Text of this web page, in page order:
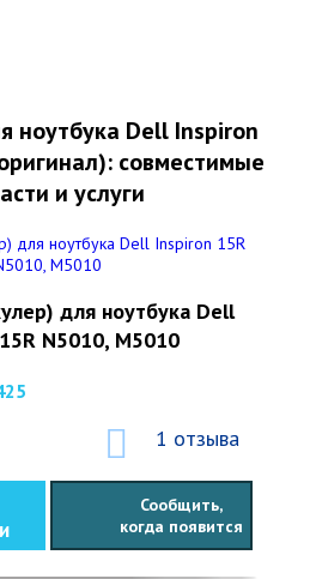
ноутбука Dell Inspiron
совместимые
и услуги
для ноутбука Dell
N5010, M5010
1 отзыва
Сообщить,
когда появится